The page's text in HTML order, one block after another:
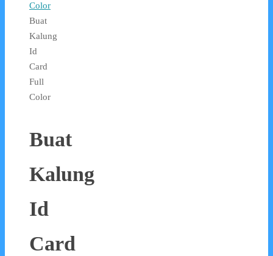
Color
Buat
Kalung
Id
Card
Full
Color
Buat
Kalung
Id
Card